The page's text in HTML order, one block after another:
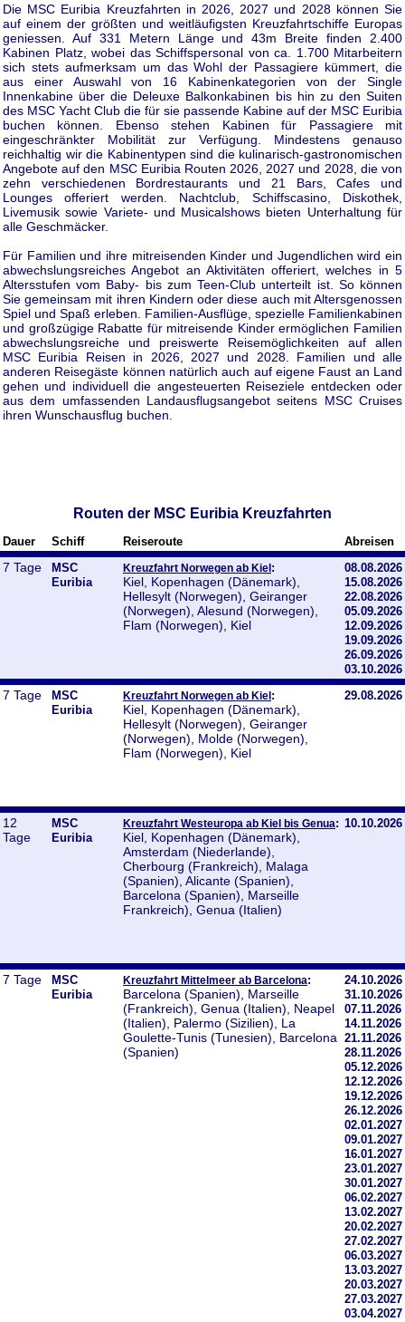
Die MSC Euribia Kreuzfahrten in 2026, 2027 und 2028 können Sie
auf einem der größten und weitläufigsten Kreuzfahrtschiffe Europas
geniessen. Auf 331 Metern Länge und 43m Breite finden 2.400
Kabinen Platz, wobei das Schiffspersonal von ca. 1.700 Mitarbeitern
sich stets aufmerksam um das Wohl der Passagiere kümmert, die
aus einer Auswahl von 16 Kabinenkategorien von der Single
Innenkabine über die Deleuxe Balkonkabinen bis hin zu den Suiten
des MSC Yacht Club die für sie passende Kabine auf der MSC Euribia
buchen können. Ebenso stehen Kabinen für Passagiere mit
eingeschränkter Mobilität zur Verfügung. Mindestens genauso
reichhaltig wir die Kabinentypen sind die kulinarisch-gastronomischen
Angebote auf den MSC Euribia Routen 2026, 2027 und 2028, die von
zehn verschiedenen Bordrestaurants und 21 Bars, Cafes und
Lounges offeriert werden. Nachtclub, Schiffscasino, Diskothek,
Livemusik sowie Variete- und Musicalshows bieten Unterhaltung für
alle Geschmäcker.
Für Familien und ihre mitreisenden Kinder und Jugendlichen wird ein
abwechslungsreiches Angebot an Aktivitäten offeriert, welches in 5
Altersstufen vom Baby- bis zum Teen-Club unterteilt ist. So können
Sie gemeinsam mit ihren Kindern oder diese auch mit Altersgenossen
Spiel und Spaß erleben. Familien-Ausflüge, spezielle Familienkabinen
und großzügige Rabatte für mitreisende Kinder ermöglichen Familien
abwechslungsreiche und preiswerte Reisemöglichkeiten auf allen
MSC Euribia Reisen in 2026, 2027 und 2028. Familien und alle
anderen Reisegäste können natürlich auch auf eigene Faust an Land
gehen und individuell die angesteuerten Reiseziele entdecken oder
aus dem umfassenden Landausflugsangebot seitens MSC Cruises
ihren Wunschausflug buchen.
Routen der MSC Euribia Kreuzfahrten
Dauer Schiff Reiseroute Abreisen
7 Tage
MSC
Euribia
Kreuzfahrt Norwegen ab Kiel :
Kiel, Kopenhagen (Dänemark),
Hellesylt (Norwegen), Geiranger
(Norwegen), Alesund (Norwegen),
Flam (Norwegen), Kiel
08.08.2026
15.08.2026
22.08.2026
05.09.2026
12.09.2026
19.09.2026
26.09.2026
03.10.2026
7 Tage
MSC
Euribia
Kreuzfahrt Norwegen ab Kiel :
Kiel, Kopenhagen (Dänemark),
Hellesylt (Norwegen), Geiranger
(Norwegen), Molde (Norwegen),
Flam (Norwegen), Kiel
29.08.2026
12
Tage
MSC
Euribia
Kreuzfahrt Westeuropa ab Kiel bis Genua:
Kiel, Kopenhagen (Dänemark),
Amsterdam (Niederlande),
Cherbourg (Frankreich), Malaga
(Spanien), Alicante (Spanien),
Barcelona (Spanien), Marseille
Frankreich), Genua (Italien)
10.10.2026
7 Tage
MSC
Euribia
Kreuzfahrt Mittelmeer ab Barcelona:
Barcelona (Spanien), Marseille
(Frankreich), Genua (Italien), Neapel
(Italien), Palermo (Sizilien), La
Goulette-Tunis (Tunesien), Barcelona
(Spanien)
24.10.2026
31.10.2026
07.11.2026
14.11.2026
21.11.2026
28.11.2026
05.12.2026
12.12.2026
19.12.2026
26.12.2026
02.01.2027
09.01.2027
16.01.2027
23.01.2027
30.01.2027
06.02.2027
13.02.2027
20.02.2027
27.02.2027
06.03.2027
13.03.2027
20.03.2027
27.03.2027
03.04.2027